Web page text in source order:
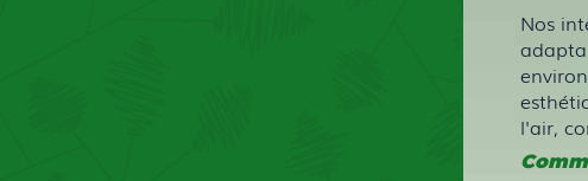
Nos
l'air,